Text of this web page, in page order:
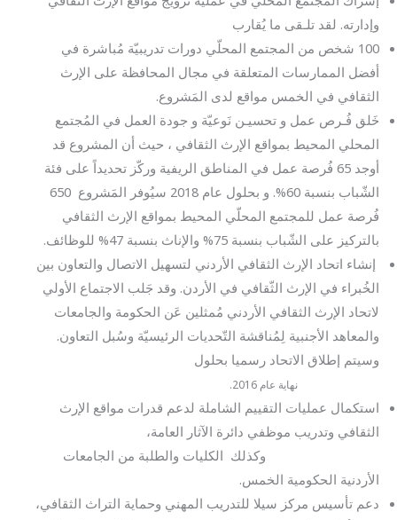
وإدارته. لقد تلـقى ما يُقارب
100 شخص من المجتمع المحلّي دورات تدريبيّة مُباشرة في
أفضل الممارسات المتعلقة في مجال المحافظة على الإرث
الثقافي في الخمس مواقع لدى المَشروع.
خَلق فُـرص عمل و تحسيـن نَوعيّة و جودة العمل في المُجتمع
المحلي المحيط بمواقع الإرث الثقافي ، حيث أن المشروع قد
أوجد 65 فُرصة عمل في المناطق الريفية وركّز تحديداً على فئة
الشّباب بنسبة 60%. و بحلول عام 2018 سيُوفر المَشروع 650
فُرصة عمل للمجتمع المحلّي المحيط بمواقع الإرث الثقافي
بالتركيز على الشّباب بنسبة 75% والإناث بنسبة 47% للوظائف.
إنشاء اتحاد الإرث الثقافي الأردني لتسهيل الاتصال والتعاون بين
الخُبراء في الإرث الثّقافي في الأردن. وقد جَلب الاجتماع الأولي
لاتحاد الإرث الثقافي الأردني مُمثلين عَن الحكومة والجامعات
والمعاهد الأجنبية لِمُناقشة التّحديات الرئيسيّة وسُبل التعاون.
وسيتم إطلاق الاتحاد رسميا بحلول
نهاية عام 2016.
استكمال عمليات التقييم الشاملة لدعم قدرات مواقع الإرث
الثقافي وتدريب موظفي دائرة الآثار العامة،
وكذلك الكليات والطلبة من الجامعات
الأردنية الحكومية الخمس.
دعم تأسيس مركز سيلا للتدريب المهني وحماية التراث الثقافي،